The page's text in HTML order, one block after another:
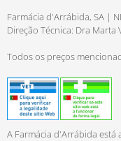
Farmácia d'Arrábida, SA |
Direção Técnica: Dra Marta
Todos os preços
A Farmácia d'Arrábida